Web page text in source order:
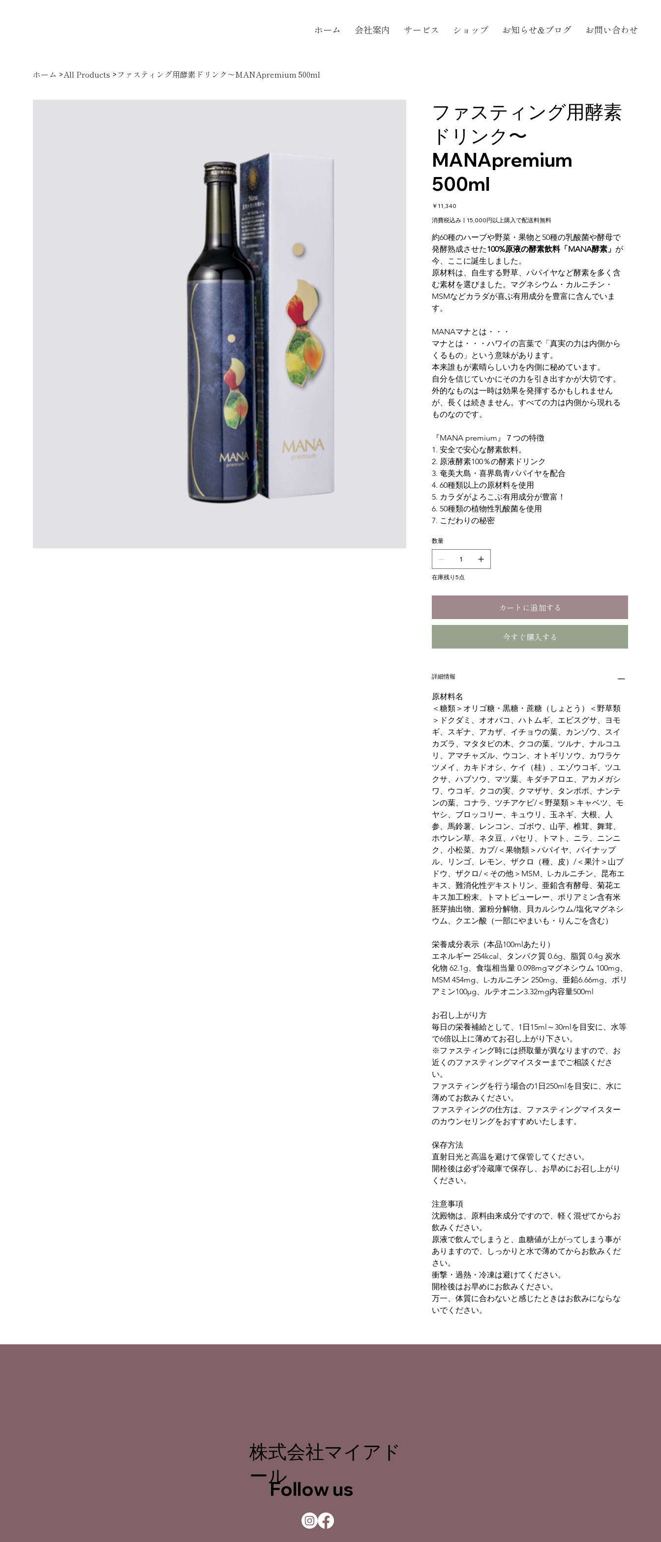
ホーム 会社案内 サービス ショップ お知らせ&ブログ お問い合わせ
ホーム >All Products > ファスティング用酵素ドリンク〜MANApremium 500ml
ファスティング用酵素
ドリンク〜
MANApremium
500ml
価
￥11,340
消費税込み | 15,000円以上購入で配送料無料
約60種のハーブや野菜・果物と50種の乳酸菌や酵母で
発酵熟成させた100%原液の酵素飲料「MANA酵素」 が
今、ここに誕生しました。
原材料は、自生する野草、パパイヤなど酵素を多く含
む素材を選びました。マグネシウム・カルニチン・
MSMなどカラダが喜ぶ有用成分を豊富に含んでいま
す。
MANAマナとは・・・
マナとは・・・ハワイの言葉で「真実の力は内側から
くるもの」という意味があります。
本来誰もが素晴らしい力を内側に秘めています。
自分を信じていかにその力を引き出すかが大切です。
外的なものは一時は効果を発揮するかもしれません
が、長くは続きません。すべての力は内側から現れる
ものなのです。
『MANA premium』７つの特徴
1. 安全で安心な酵素飲料。
2. 原液酵素100％の酵素ドリンク
3. 奄美大島・喜界島青パパイヤを配合
4. 60種類以上の原材料を使用
5. カラダがよろこぶ有用成分が豊富！
6. 50種類の植物性乳酸菌を使用
7. こだわりの秘密
数量
在庫残り5点
カートに追加する
今すぐ購入する
詳細情報
原材料名
＜糖類＞オリゴ糖・黒糖・蔗糖（しょとう）＜野草類
＞ドクダミ、オオバコ、ハトムギ、エビスグサ、ヨモ
ギ、スギナ、アカザ、イチョウの葉、カンゾウ、スイ
カズラ、マタタビの木、クコの葉、ツルナ、ナルコユ
リ、アマチャズル、ウコン、オトギリソウ、カワラケ
ツメイ、カキドオシ、ケイ（桂）、エゾウコギ、ツユ
クサ、ハブソウ、マツ葉、キダチアロエ、アカメガシ
ワ、ウコギ、クコの実、クマザサ、タンポポ、ナンテ
ンの葉、コナラ、ツチアケビ/＜野菜類＞キャベツ、モ
ヤシ、ブロッコリー、キュウリ、玉ネギ、大根、人
参、馬鈴薯、レンコン、ゴボウ、山芋、椎茸、舞茸、
ホウレン草、ネタ豆、パセリ、トマト、ニラ、ニンニ
ク、小松菜、カブ/＜果物類＞パパイヤ、パイナップ
ル、リンゴ、レモン、ザクロ（種、皮）/＜果汁＞山ブ
ドウ、ザクロ/＜その他＞MSM、L-カルニチン、昆布エ
キス、難消化性デキストリン、亜鉛含有酵母、菊花エ
キス加工粉末、トマトピューレー、ポリアミン含有米
胚芽抽出物、澱粉分解物、貝カルシウム/塩化マグネシ
ウム、クエン酸（一部にやまいも・りんごを含む）
栄養成分表示（本品100mlあたり）
エネルギー 254kcal、タンパク質 0.6g、脂質 0.4g 炭水
化物 62.1g、食塩相当量 0.098mgマグネシウム 100mg、
MSM 454mg、L-カルニチン 250mg、亜鉛6.66mg、ポリ
アミン100μg、ルテオニン3.32mg内容量500ml
お召し上がり方
毎日の栄養補給として、1日15ml～30mlを目安に、水等
で6倍以上に薄めてお召し上がり下さい。
※ファスティング時には摂取量が異なりますので、お
近くのファスティングマイスターまでご相談くださ
い。
ファスティングを行う場合の1日250mlを目安に、水に
薄めてお飲みください。
ファスティングの仕方は、ファスティングマイスター
のカウンセリングをおすすめいたします。
保存方法
直射日光と高温を避けて保管してください。
開栓後は必ず冷蔵庫で保存し、お早めにお召し上がり
ください。
注意事項
沈殿物は、原料由来成分ですので、軽く混ぜてからお
飲みください。
原液で飲んでしまうと、血糖値が上がってしまう事が
ありますので、しっかりと水で薄めてからお飲みくだ
さい。
衝撃・過熱・冷凍は避けてください。
開栓後はお早めにお飲みください。
万一、体質に合わないと感じたときはお飲みにならな
いでください。
Follow us
株式会社マイアド
ール